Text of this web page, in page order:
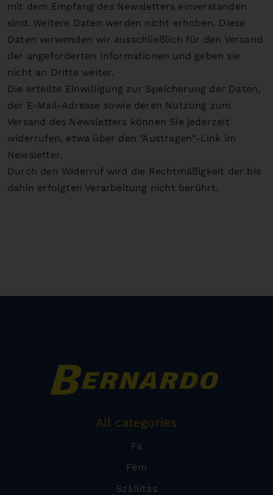
mit dem Empfang des Newsletters einverstanden
sind. Weitere Daten werden nicht erhoben. Diese
Daten verwenden wir ausschließlich für den Versand
der angeforderten Informationen und geben sie
nicht an Dritte weiter.
Die erteilte Einwilligung zur Speicherung der Daten,
der E-Mail-Adresse sowie deren Nutzung zum
Versand des Newsletters können Sie jederzeit
widerrufen, etwa über den "Austragen"-Link im
Newsletter.
Durch den Widerruf wird die Rechtmäßigkeit der bis
dahin erfolgten Verarbeitung nicht berührt.
All categories
Fa
Fém
Szállítás